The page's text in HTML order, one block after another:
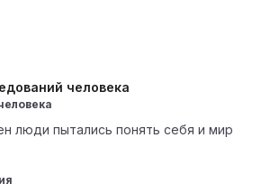
человека
люди пытались понять себя и мир